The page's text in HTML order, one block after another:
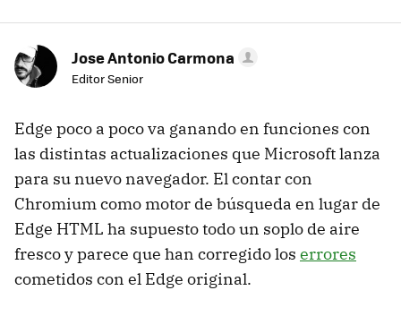
Jose Antonio Carmona
Editor Senior
Edge poco a poco va ganando en funciones con
las distintas actualizaciones que Microsoft lanza
para su nuevo navegador. El contar con
Chromium como motor de búsqueda en lugar de
Edge HTML ha supuesto todo un soplo de aire
fresco y parece que han corregido los errores
cometidos con el Edge original.